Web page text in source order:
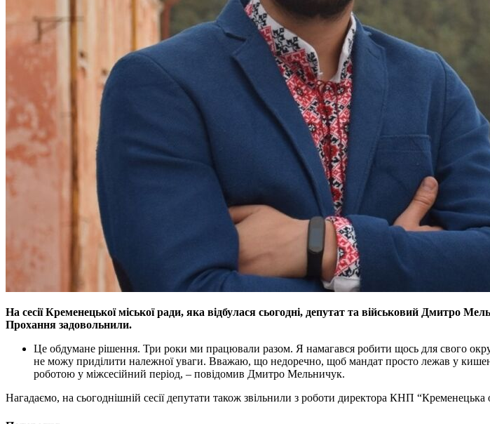
На сесії Кременецької міської ради, яка відбулася сьогодні, депутат та військовий Дмитро
Прохання задовольнили.
Це обдумане рішення. Три роки ми працювали разом. Я намагався робити щось для свого
не можу приділити належної уваги. Вважаю, що недоречно, щоб мандат просто лежав у
роботою у міжсесійний період, – повідомив Дмитро Мельничук.
Нагадаємо, на сьогоднішній сесії депутати також звільнили з роботи директора КНП